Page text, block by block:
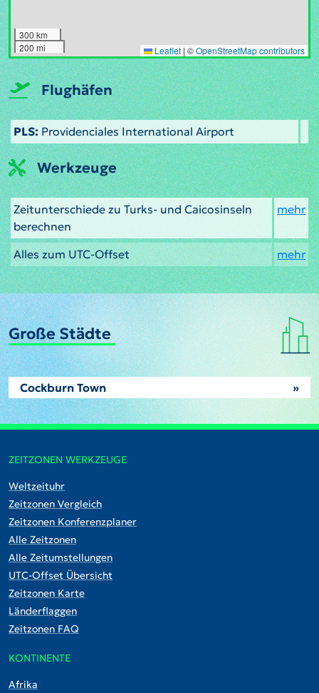
300 km
200 mi
Leaflet | ©OpenStreetMap contributors
Flughäfen
PLS: Providenciales International Airport
Werkzeuge
Zeitunterschiede zu Turks- und Caicosinseln
berechnen
mehr
Alles zum UTC-Offset mehr
Große Städte
Cockburn Town »
ZEITZONEN WERKZEUGE
Weltzeituhr
Zeitzonen Vergleich
Zeitzonen Konferenzplaner
Alle Zeitzonen
Alle Zeitumstellungen
UTC-Offset Übersicht
Zeitzonen Karte
Länderflaggen
Zeitzonen FAQ
KONTINENTE
Afrika